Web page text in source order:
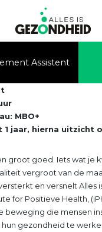
Assistent
MBO+
1 jaar, hierna uitzicht
groot goed. Iets wat je
vergroot van de
en versnelt Alles
for Positieve Health,
beweging die mensen
gezondheid te